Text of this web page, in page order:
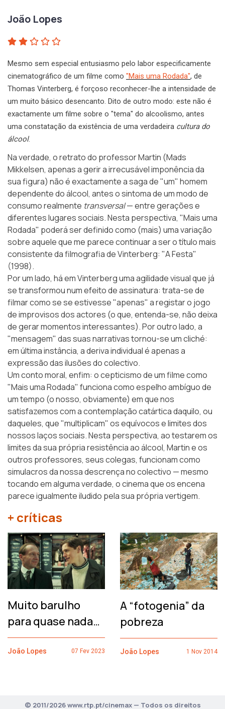
João Lopes
Mesmo sem especial entusiasmo pelo labor especificamente
cinematográfico de um filme como "Mais uma Rodada", de
Thomas Vinterberg, é forçoso reconhecer-lhe a intensidade de
um muito básico desencanto. Dito de outro modo: este não é
exactamente um filme sobre o "tema" do alcoolismo, antes
uma constatação da existência de uma verdadeira cultura do
álcool.
Na verdade, o retrato do professor Martin (Mads
Mikkelsen, apenas a gerir a irrecusável imponência da
sua figura) não é exactamente a saga de "um" homem
dependente do álcool, antes o sintoma de um modo de
consumo realmente transversal— entre gerações e
diferentes lugares sociais. Nesta perspectiva, "Mais uma
Rodada" poderá ser definido como (mais) uma variação
sobre aquele que me parece continuar a ser o título mais
consistente da filmografia de Vinterberg: "A Festa"
(1998).
Por um lado, há em Vinterberg uma agilidade visual que já
se transformou num efeito de assinatura: trata-se de
filmar como se se estivesse "apenas" a registar o jogo
de improvisos dos actores (o que, entenda-se, não deixa
de gerar momentos interessantes). Por outro lado, a
"mensagem" das suas narrativas tornou-se um cliché:
em última instância, a deriva individual é apenas a
expressão das ilusões do colectivo.
Um conto moral, enfim: o cepticismo de um filme como
"Mais uma Rodada" funciona como espelho ambíguo de
um tempo (o nosso, obviamente) em que nos
satisfazemos com a contemplação catártica daquilo, ou
daqueles, que "multiplicam" os equívocos e limites dos
nossos laços sociais. Nesta perspectiva, ao testarem os
limites da sua própria resistência ao álcool, Martin e os
outros professores, seus colegas, funcionam como
simulacros da nossa descrença no colectivo — mesmo
tocando em alguma verdade, o cinema que os encena
parece igualmente iludido pela sua própria vertigem.
+ críticas
Muito barulho
para quase nada…
João Lopes 07 Fev 2023
A “fotogenia” da
pobreza
João Lopes 1 Nov 2014
© 2011/2026 www.rtp.pt/cinemax — Todos os direitos